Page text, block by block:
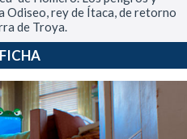
Odiseo, rey de Ítaca, de retorno
de Troya.